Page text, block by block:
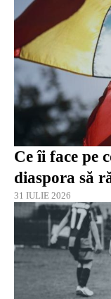
Ce îi face pe
diaspora să
31 IULIE 2026